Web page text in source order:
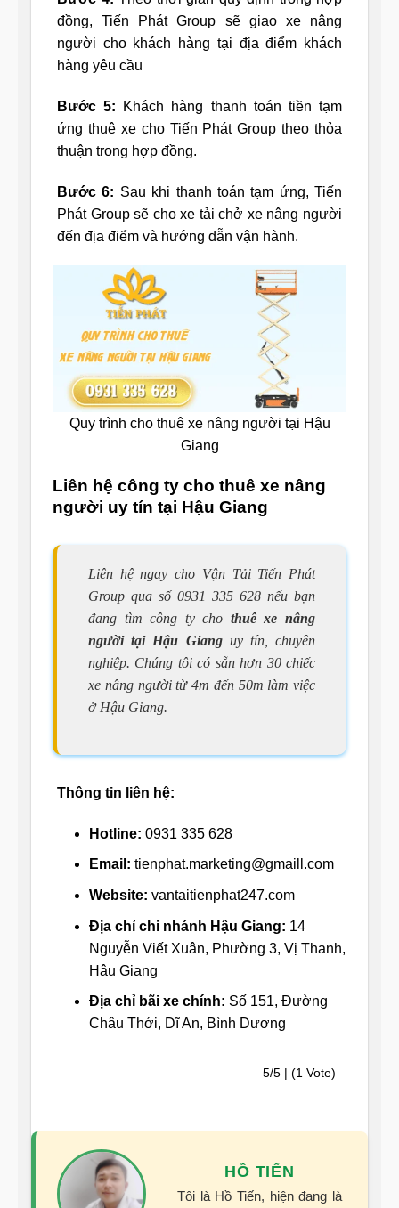
đồng, Tiến Phát Group sẽ giao xe nâng
người cho khách hàng tại địa điểm khách
hàng yêu cầu
Bước 5:
Khách hàng thanh toán tiền tạm
ứng thuê xe cho Tiến Phát Group theo thỏa
thuận trong hợp đồng.
Bước 6: Sau khi thanh toán tạm ứng, Tiến
Phát Group sẽ cho xe tải chở xe nâng người
đến địa điểm và hướng dẫn vận hành.
Quy trình cho thuê xe nâng người tại Hậu
Giang
Liên hệ công ty cho thuê xe nâng
người uy tín tại Hậu Giang
Liên hệ ngay cho Vận Tải Tiến Phát
Group qua số 0931 335 628 nếu bạn
đang tìm công ty cho thuê xe nâng
người tại Hậu Gianguy tín, chuyên
nghiệp. Chúng tôi có sẵn hơn 30 chiếc
xe nâng người từ 4m đến 50m làm việc
ở Hậu Giang.
Thông tin liên hệ:
Hotline: 0931 335 628
Email: tienphat.marketing@gmaill.com
Website: vantaitienphat247.com
Địa chỉ chi nhánh Hậu Giang: 14
Nguyễn Viết Xuân, Phường 3, Vị Thanh,
Hậu Giang
Địa chỉ bãi xe chính: Số 151, Đường
Châu Thới, Dĩ An, Bình Dương
5/5 | (1 Vote)
HỒ TIẾN
Tôi là Hồ Tiến, hiện đang là